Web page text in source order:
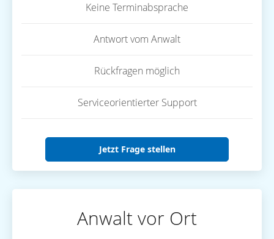
Keine Terminabsprache
Antwort vom Anwalt
Rückfragen möglich
Serviceorientierter Support
Jetzt Frage stellen
Anwalt vor Ort